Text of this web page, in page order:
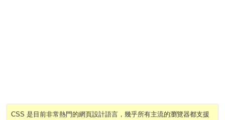
CSS 是目前非常熱門的網頁設計語言，幾乎所有主流的瀏覽器都支援